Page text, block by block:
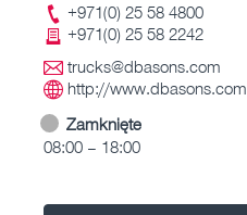
+971(0) 25 58 4800
+971(0) 25 58 2242
trucks@dbasons.com
http://www.dbasons.com
Zamknięte
08:00 – 18:00